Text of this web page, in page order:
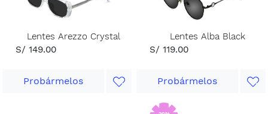
Lentes Arezzo Crystal
S/ 149.00
Probármelos
Lentes Alba Black
S/ 119.00
Probármelos